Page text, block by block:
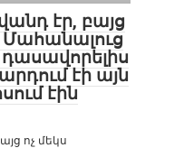
էր, բայց
Մահանալուց
էի այն
էին
ոչ մեկս